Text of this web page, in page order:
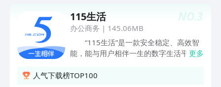
习、工作、聚会等全场景歌单。【精彩乐
评】全网最热闹歌曲评论区。真实情感故
事、连载小说、硬核科普、趣味段子、文
学金句、流行玩梗，你想得到想不到的乐
评都在这了。【趣味社区】在云村，你不
仅可以听音乐，还可以看音乐、聊音乐、
NO.3
115生活
办公商务 | 145.06MB
“115生活”是一款安全稳定、高效智
能，能与用户相伴一生的数字生活平台，
实现数据多端同步、文件随存快取；在基
更多
人气下载榜TOP100